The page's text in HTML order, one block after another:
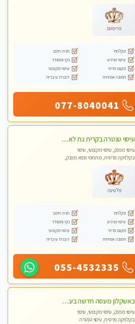
פרימיום
מקלחת
חניה חינם
עיסוי מרגיע
נקי ומסודר
מקום פרטי
עיסוי מקצועי
תמונה אמיתית
דוברת עיברית
077-8040041
עיסוי טנטרה בקרית גת לא מה שחשבת הרבה יותר ממה שדמיינת פרטי!!! Highly recommended
עיסוי מפנק, עיסוי מקצועי, עיסוי
בקלניקה פרטית, מתחמי ספא מפנק,
פלטינה
מקלחת
חניה חינם
עיסוי מרגיע
נקי ומסודר
מקום פרטי
עיסוי מקצועי
תמונה אמיתית
דוברת עיברית
055-4532335
באשקלון מעסה חדשה בעיר כל סוגי העיסוי במקום מושלם
עיסוי מפנק, עיסוי מקצועי, עיסוי
בקלניקה פרטית, עיסוי טנטרה